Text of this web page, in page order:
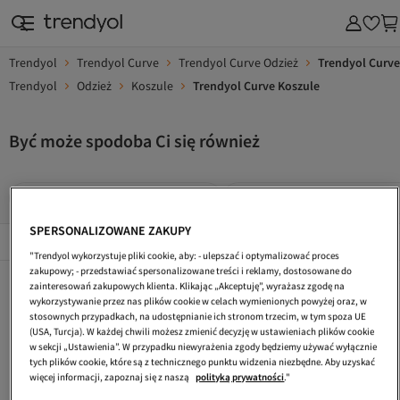
Trendyol Trendyol Curve Trendyol Curve Odzież
Trendyol
Trendyol
Odzież Koszule Trendyol Curve Koszule
Być może spodoba Ci się również
Popularne Marki
Trendyol Curve Beżowy Koszule Trendyol Curve Fioletowy Koszule Plus Size
Trendyol Curve Koszule Nocne Plus Size
Trendyol Curve Brązowy Koszule
Trendyol Curve Czarny Koszule
Trendyol Curve Różowy KoszuleEcru Koszule Plus Size
Trendyol Collection Koszule Plus Size
Trendyol Curve Bordowy Koszule
Trendyol Curve Brązowy Koszule Plus Size
SPERSONALIZOWANE ZAKUPY
"Trendyol wykorzystuje pliki cookie, aby: - ulepszać i optymalizować proces
zakupowy; - przedstawiać spersonalizowane treści i reklamy, dostosowane do
zainteresowań zakupowych klienta. Klikając „Akceptuję”, wyrażasz zgodę na
wykorzystywanie przez nas plików cookie w celach wymienionych powyżej oraz, w
stosownych przypadkach, na udostępnianie ich stronom trzecim, w tym spoza UE
(USA, Turcja). W każdej chwili możesz zmienić decyzję w ustawieniach plików cookie
w sekcji „Ustawienia”. W przypadku niewyrażenia zgody będziemy używać wyłącznie
tych plików cookie, które są z technicznego punktu widzenia niezbędne. Aby uzyskać
więcej informacji, zapoznaj się z naszą
polityką prywatności."